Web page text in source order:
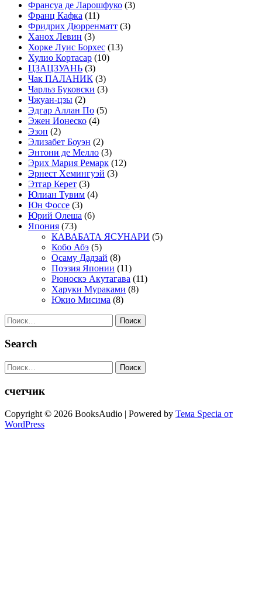
Франсуа де Ларошфуко (3)
Франц Кафка (11)
Фридрих Дюрренматт (3)
Ханох Левин (3)
Хорке Луис Борхес (13)
Хулио Кортасар (10)
ЦЗАЦЗУАНЬ (3)
Чак ПАЛАНИК (3)
Чарльз Буковски (3)
Чжуан-цзы (2)
Эдгар Аллан По (5)
Эжен Ионеско (4)
Эзоп (2)
Элизабет Боуэн (2)
Энтони де Мелло (3)
Эрих Мария Ремарк (12)
Эрнест Хемингуэй (3)
Этгар Керет (3)
Юлиан Тувим (4)
Юн Фоссе (3)
Юрий Олеша (6)
Япония (73)
КАВАБАТА ЯСУНАРИ (5)
Кобо Абэ (5)
Осаму Дадзай (8)
Поэзия Японии (11)
Рюноскэ Акутагава (11)
Харуки Мураками (8)
Юкио Мисима (8)
Найти:
Search
Найти:
счетчик
Copyright © 2026 BooksAudio | Powered by Тема Specia от
WordPress